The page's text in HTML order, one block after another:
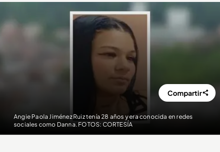
Angie Paola Jiménez Ruiz tenía 28 años y era conocida en redes
sociales como Danna. FOTOS: CORTESÍA
Compartir